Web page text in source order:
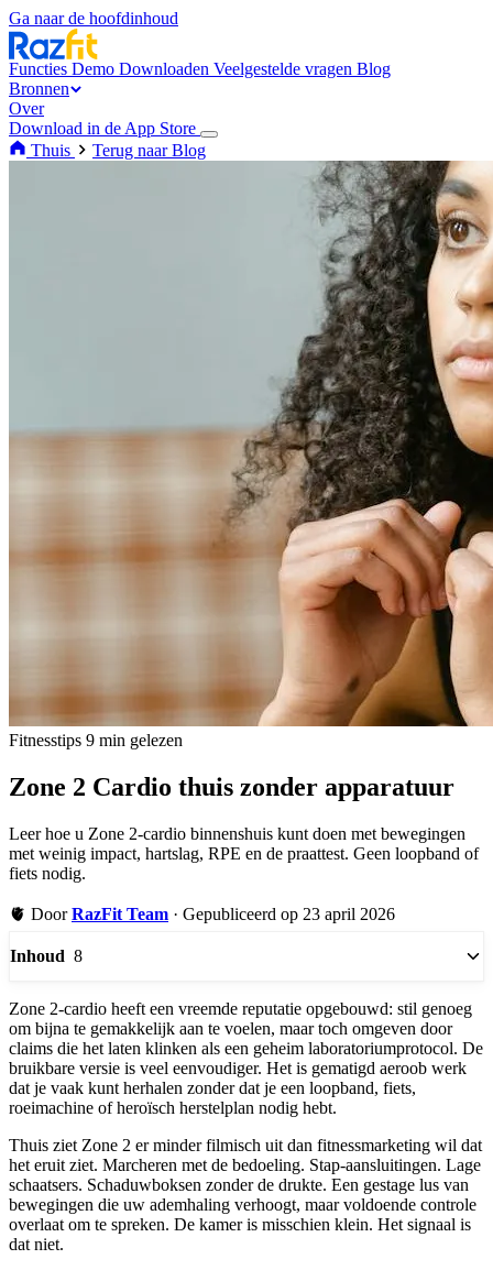
Ga naar de hoofdinhoud
Functies Demo Downloaden Veelgestelde vragen Blog
Bronnen
Over
Download in de App Store
Thuis
Terug naar Blog
Fitnesstips 9 min gelezen
Zone 2 Cardio thuis zonder apparatuur
Leer hoe u Zone 2-cardio binnenshuis kunt doen met bewegingen
met weinig impact, hartslag, RPE en de praattest. Geen loopband of
fiets nodig.
🫀 DoorRazFit Team · Gepubliceerd op 23 april 2026
Inhoud 8
Zone 2-cardio heeft een vreemde reputatie opgebouwd: stil genoeg
om bijna te gemakkelijk aan te voelen, maar toch omgeven door
claims die het laten klinken als een geheim laboratoriumprotocol. De
bruikbare versie is veel eenvoudiger. Het is gematigd aeroob werk
dat je vaak kunt herhalen zonder dat je een loopband, fiets,
roeimachine of heroïsch herstelplan nodig hebt.
Thuis ziet Zone 2 er minder filmisch uit dan fitnessmarketing wil dat
het eruit ziet. Marcheren met de bedoeling. Stap-aansluitingen. Lage
schaatsers. Schaduwboksen zonder de drukte. Een gestage lus van
bewegingen die uw ademhaling verhoogt, maar voldoende controle
overlaat om te spreken. De kamer is misschien klein. Het signaal is
dat niet.